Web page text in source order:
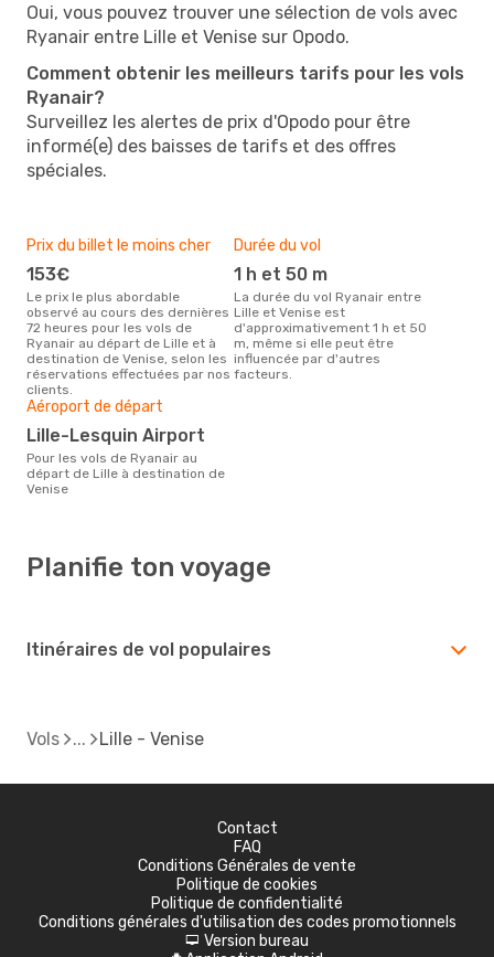
Oui, vous pouvez trouver une sélection de vols avec
Ryanair entre Lille et Venise sur Opodo.
Comment obtenir les meilleurs tarifs pour les vols
Ryanair?
Surveillez les alertes de prix d'Opodo pour être
informé(e) des baisses de tarifs et des offres
spéciales.
Prix du billet le moins cher
153€
Le prix le plus abordable
observé au cours des dernières
72 heures pour les vols de
Ryanair au départ de Lille et à
destination de Venise, selon les
réservations effectuées par nos
clients.
Durée du vol
1 h et 50 m
La durée du vol Ryanair entre
Lille et Venise est
d'approximativement 1 h et 50
m, même si elle peut être
influencée par d'autres
facteurs.
Aéroport de départ
Lille-Lesquin Airport
Pour les vols de Ryanair au
départ de Lille à destination de
Venise
Planifie ton voyage
Itinéraires de vol populaires
Vols Lille - Venise
Contact
FAQ
Conditions Générales de vente
Politique de cookies
Politique de confidentialité
Conditions générales d'utilisation des codes promotionnels
d Version bureau